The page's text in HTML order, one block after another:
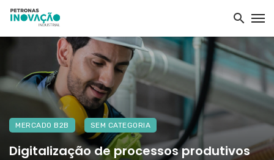
MERCADO B2B SEM CATEGORIA
Digitalização de processos produtivos